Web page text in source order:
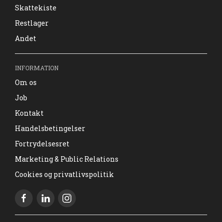
Skattekiste
Restlager
Andet
INFORMATION
Om os
Job
Kontakt
Handelsbetingelser
Fortrydelsesret
Marketing & Public Relations
Cookies og privatlivspolitik